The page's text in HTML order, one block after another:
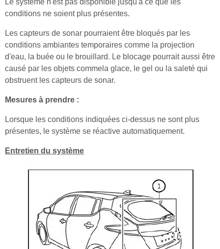
conditions ne soient plus présentes.
Les capteurs de sonar pourraient être bloqués par les
conditions ambiantes temporaires comme la projection
d'eau, la buée ou le brouillard. Le blocage pourrait aussi être
causé par les objets commela glace, le gel ou la saleté qui
obstruent les capteurs de sonar.
Mesures à prendre :
Lorsque les conditions indiquées ci-dessus ne sont plus
présentes, le système se réactive automatiquement.
Entretien du système